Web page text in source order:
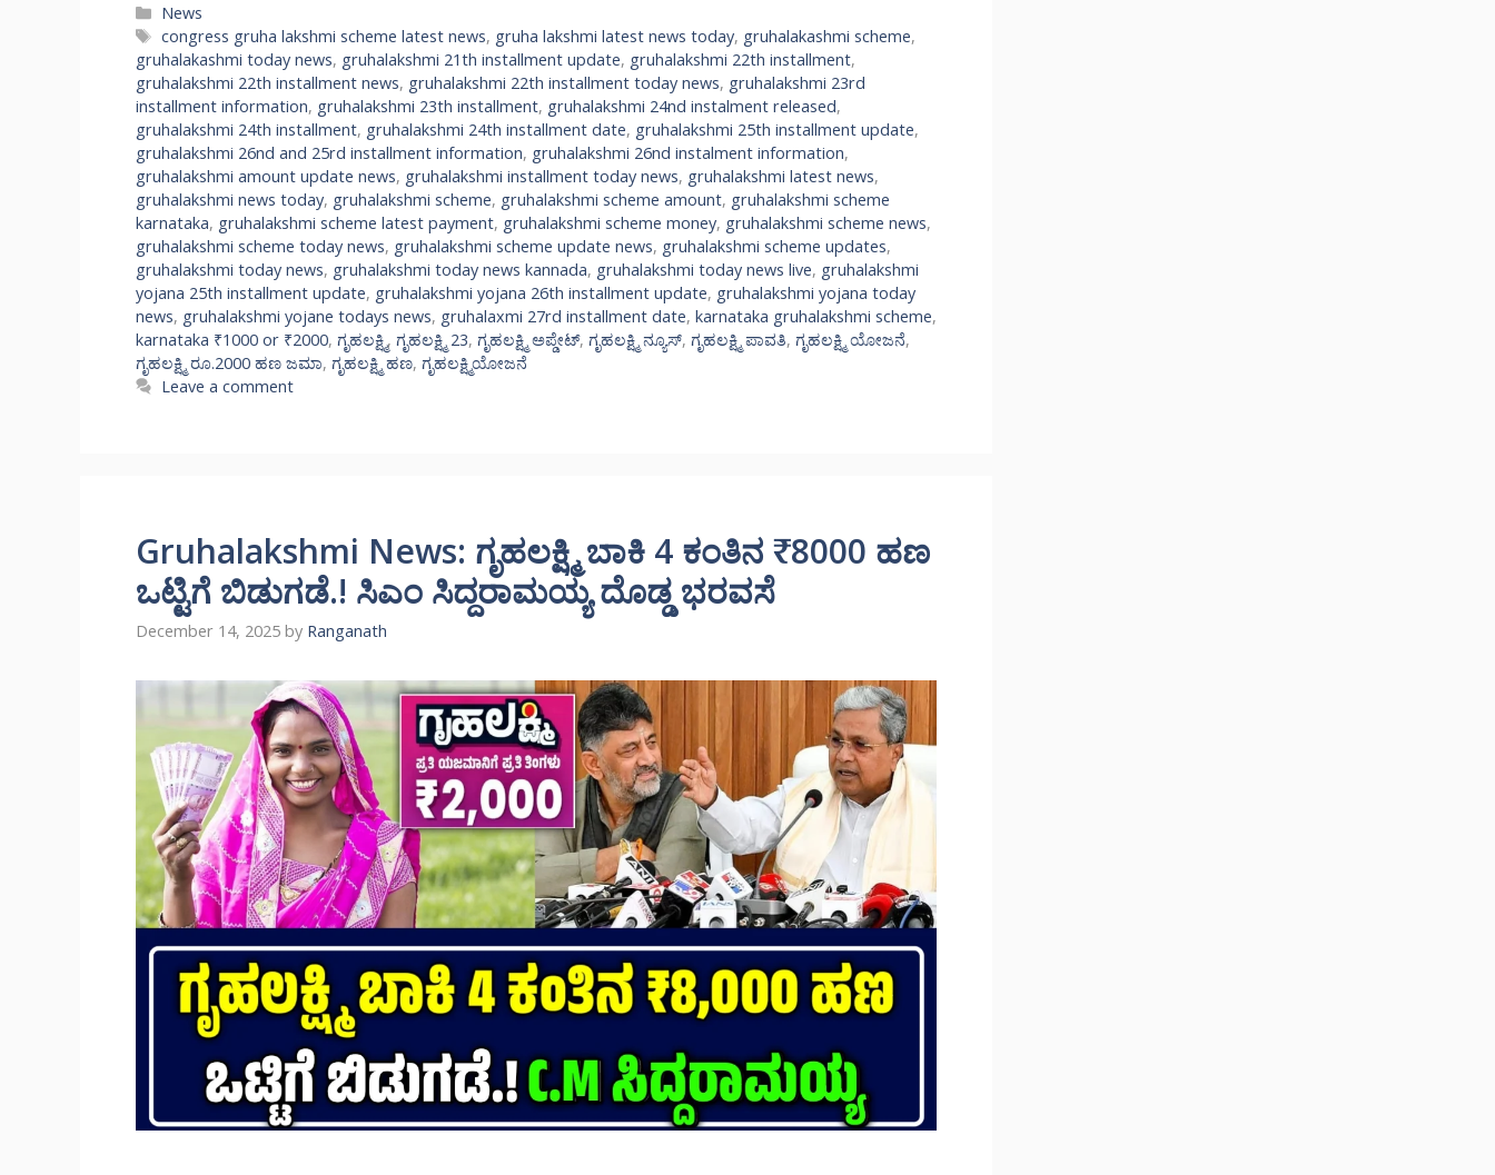
Categories
News
Tags
congress gruha lakshmi scheme latest news, gruha lakshmi latest news today, gruhalakashmi scheme,
gruhalakashmi today news, gruhalakshmi 21th installment update, gruhalakshmi 22th installment,
gruhalakshmi 22th installment news, gruhalakshmi 22th installment today news, gruhalakshmi 23rd
installment information, gruhalakshmi 23th installment, gruhalakshmi 24nd instalment released,
gruhalakshmi 24th installment, gruhalakshmi 24th installment date, gruhalakshmi 25th installment update,
gruhalakshmi 26nd and 25rd installment information, gruhalakshmi 26nd instalment information,
gruhalakshmi amount update news, gruhalakshmi installment today news, gruhalakshmi latest news,
gruhalakshmi news today, gruhalakshmi scheme, gruhalakshmi scheme amount, gruhalakshmi scheme
karnataka, gruhalakshmi scheme latest payment, gruhalakshmi scheme money, gruhalakshmi scheme news,
gruhalakshmi scheme today news, gruhalakshmi scheme update news, gruhalakshmi scheme updates,
gruhalakshmi today news, gruhalakshmi today news kannada, gruhalakshmi today news live, gruhalakshmi
yojana 25th installment update, gruhalakshmi yojana 26th installment update, gruhalakshmi yojana today
news, gruhalakshmi yojane todays news, gruhalaxmi 27rd installment date, karnataka gruhalakshmi scheme,
karnataka ₹1000 or ₹2000, ಗೃಹಲಕ್ಷ್ಮಿ, ಗೃಹಲಕ್ಷ್ಮಿ 23, ಗೃಹಲಕ್ಷ್ಮಿ ಅಪ್ಡೇಟ್, ಗೃಹಲಕ್ಷ್ಮಿ ನ್ಯೂಸ್, ಗೃಹಲಕ್ಷ್ಮಿ ಪಾವತಿ, ಗೃಹಲಕ್ಷ್ಮಿ ಯೋಜನೆ,
ಗೃಹಲಕ್ಷ್ಮಿ ರೂ.2000 ಹಣ ಜಮಾ, ಗೃಹಲಕ್ಷ್ಮಿ ಹಣ, ಗೃಹಲಕ್ಷ್ಮಿಯೋಜನೆ
Leave a comment
Gruhalakshmi News: ಗೃಹಲಕ್ಷ್ಮಿ ಬಾಕಿ 4 ಕಂತಿನ ₹8000 ಹಣ
ಒಟ್ಟಿಗೆ ಬಿಡುಗಡೆ.! ಸಿಎಂ ಸಿದ್ದರಾಮಯ್ಯ ದೊಡ್ಡ ಭರವಸೆ
December 14, 2025 by Ranganath